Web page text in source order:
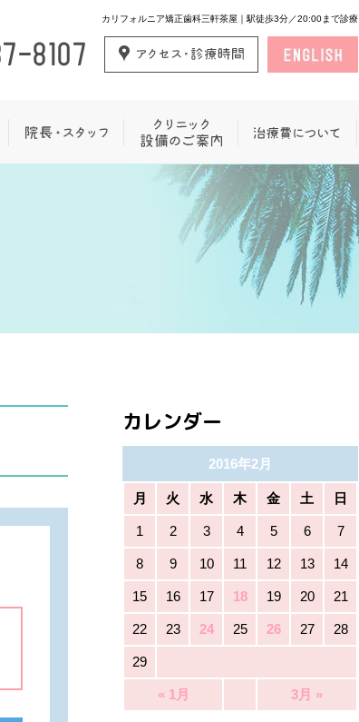
カリフォルニア矯正歯科三軒茶屋｜駅徒歩3分／20:00まで診療
カレンダー
2016年2月
月 火 水 木 金 土 日
« 1月 3月 »
1 2 3 4 5 6 7
8 9 10 11 12 13 14
15 16 17 18 19 20 21
22 23 24 25 26 27 28
29